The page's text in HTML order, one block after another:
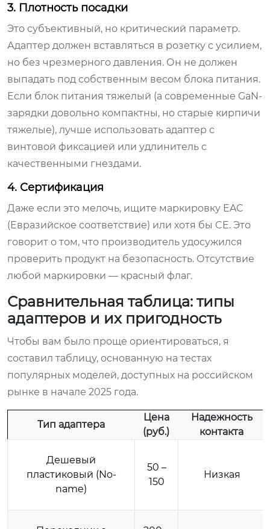
3. Плотность посадки
Это субъективный, но критический параметр.
Адаптер должен вставляться в розетку с усилием,
но без чрезмерного давления. Он не должен
выпадать под собственным весом блока питания.
Если блок питания тяжелый (а современные GaN-
зарядки довольно компактны, но старые кирпичи
тяжелые), лучше использовать адаптер с
винтовой фиксацией или удлинитель с
качественными гнездами.
4. Сертификация
Даже если это мелочь, ищите маркировку EAC
(Евразийское соответствие) или хотя бы CE. Это
говорит о том, что производитель удосужился
проверить продукт на безопасность. Отсутствие
любой маркировки — красный флаг.
Сравнительная таблица: типы
адаптеров и их пригодность
Чтобы вам было проще ориентироваться, я
составил таблицу, основанную на тестах
популярных моделей, доступных на российском
рынке в начале 2025 года.
Тип адаптера
Цена
(руб.)
Надежность
контакта
Дешевый
пластиковый (No-
name)
50 –
150
Низкая